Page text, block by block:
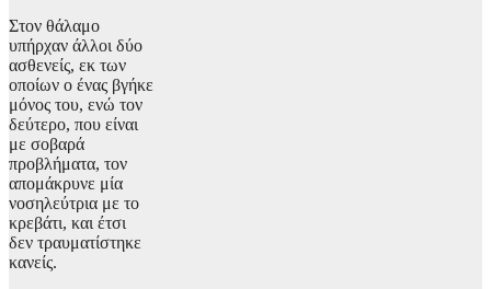
Στον θάλαμο
υπήρχαν άλλοι δύο
ασθενείς, εκ των
οποίων ο ένας βγήκε
μόνος του, ενώ τον
δεύτερο, που είναι
με σοβαρά
προβλήματα, τον
απομάκρυνε μία
νοσηλεύτρια με το
κρεβάτι, και έτσι
δεν τραυματίστηκε
κανείς.